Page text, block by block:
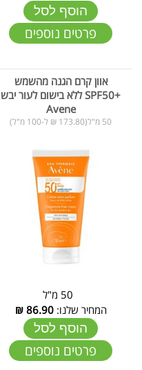
הוסף לסל
פרטים נוספים
אוון קרם הגנה מהשמש
+SPF50 ללא בישום לעור יבש
Avene
50 מ"ל(173.80 ₪ ל-100 מ"ל)
המחיר שלנו:86.90
₪
הוסף לסל
פרטים נוספים